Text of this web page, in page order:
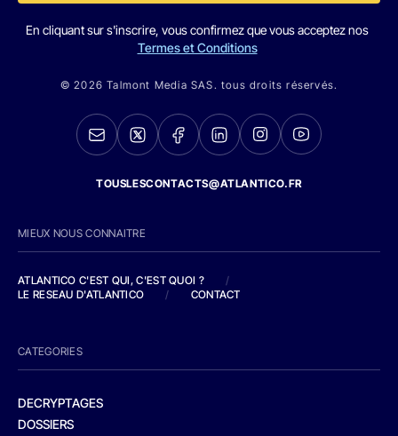
En cliquant sur s'inscrire, vous confirmez que vous acceptez nos
Termes et Conditions
© 2026 Talmont Media SAS. tous droits réservés.
TOUSLESCONTACTS@ATLANTICO.FR
MIEUX NOUS CONNAITRE
ATLANTICO C'EST QUI, C'EST QUOI ?
/
LE RESEAU D'ATLANTICO
/ CONTACT
CATEGORIES
DECRYPTAGES
DOSSIERS